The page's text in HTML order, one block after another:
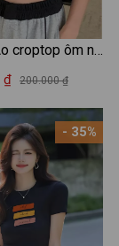
croptop ôm nữ
kiểu thời
₫ 200.000 ₫
- 35%